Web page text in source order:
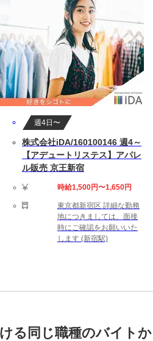
も専属担当者がしっかりフォローしま
前に来社が必要な場合があります
】
実働8時間 休憩60分 残業は10～
日制（土日祝休み）
(3ヶ月以上)
ート日はご相談可能です。ご就業中
考】
境：【たばこ：禁煙】
】
経験】 会計知識が活かせます！
週4日〜
株式会社iDA/160100146 週4～
【アデュートリステス】アパレ
ル販売 京王新宿
時給1,500円〜1,650円
東京都新宿区 詳細な勤務
地につきましては、面接
時にご確認をお願いいた
します (新宿駅)
る同じ職種のバイト